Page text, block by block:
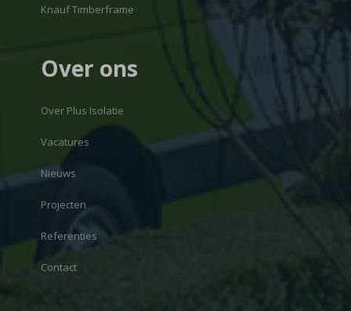
Knauf Timberframe
Over ons
Over Plus Isolatie
Vacatures
Nieuws
Projecten
Referenties
Contact